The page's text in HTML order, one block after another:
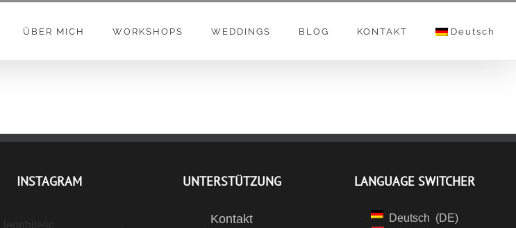
ÜBER MICH WORKSHOPS WEDDINGS BLOG KONTAKT Deutsch
INSTAGRAM UNTERSTÜTZUNG
Kontakt
LANGUAGE SWITCHER
Deutsch
DE